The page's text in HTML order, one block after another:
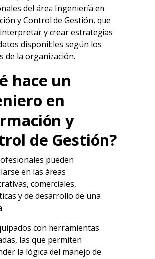
del área Ingeniería en
y Control de Gestión, que
y crear estrategias
disponibles según los
de la organización.
hace un
en
y
de Gestión?
pueden
en las áreas
comerciales,
y de desarrollo de una
con herramientas
las que permiten
la lógica del manejo de